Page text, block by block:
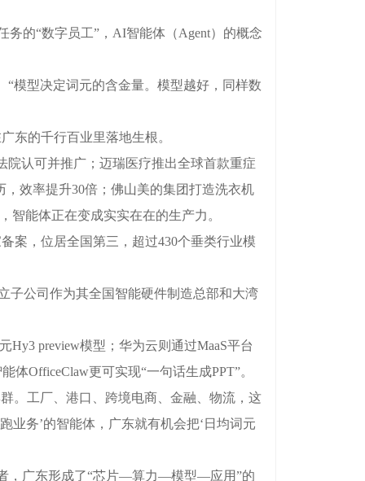
的“数字员工”，AI智能体（Agent）的概念
型决定词元的含金量。模型越好，同样数
的千行百业里落地生根。
认可并推广；迈瑞医疗推出全球首款重症
效率提升30倍；佛山美的集团打造洗衣机
能体正在变成实实在在的生产力。
，位居全国第三，超过430个垂类行业模
公司作为其全国智能硬件制造总部和大湾
preview模型；华为云则通过MaaS平台
体OfficeClaw更可实现“一句话生成PPT”。
工厂、港口、跨境电商、金融、物流，这
业务’的智能体，广东就有机会把‘日均词元
，广东形成了“芯片—算力—模型—应用”的